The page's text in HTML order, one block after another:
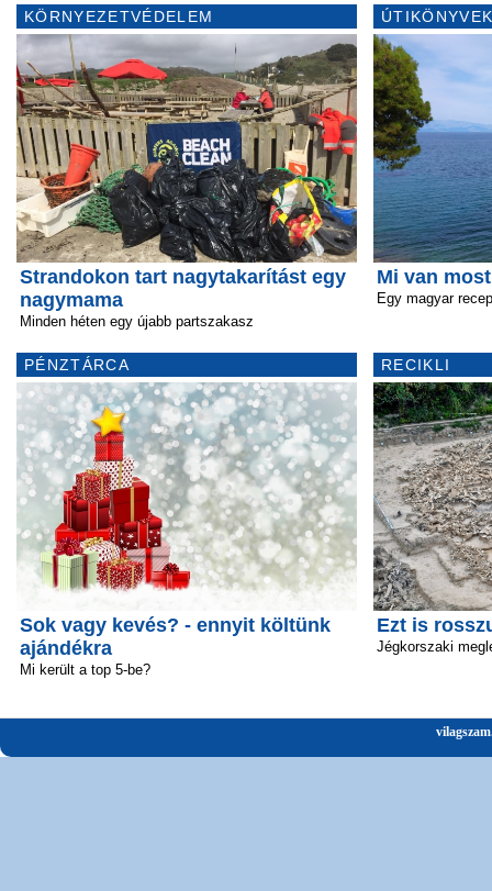
KÖRNYEZETVÉDELEM
Strandokon tart nagytakarítást egy
nagymama
Minden héten egy újabb partszakasz
PÉNZTÁRCA
Sok vagy kevés? - ennyit költünk
ajándékra
Mi került a top 5-be?
Mi van
Egy magyar
RECIKLI
Ezt is
Jégkorszaki